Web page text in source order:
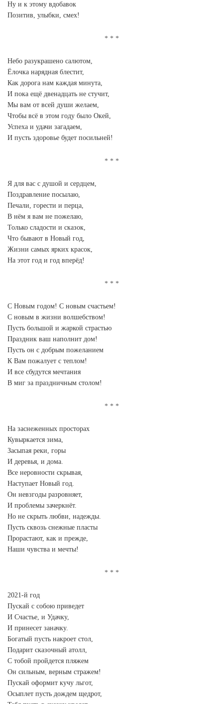
Ну и к этому вдобавок
Позитив, улыбки, смех!
Небо разукрашено салютом,
Ёлочка нарядная блестит,
Как дорога нам каждая минута,
И пока ещё двенадцать не стучит,
Мы вам от всей души желаем,
Чтобы всё в этом году было Окей,
Успеха и удачи загадаем,
И пусть здоровье будет посильней!
Я для вас с душой и сердцем,
Поздравление посылаю,
Печали, горести и перца,
В нём я вам не пожелаю,
Только сладости и сказок,
Что бывают в Новый год,
Жизни самых ярких красок,
На этот год и год вперёд!
С Новым годом! С новым счастьем!
С новым в жизни волшебством!
Пусть большой и жаркой страстью
Праздник ваш наполнит дом!
Пусть он с добрым пожеланием
К Вам пожалует с теплом!
И все сбудутся мечтания
В миг за праздничным столом!
На заснеженных просторах
Кувыркается зима,
Засыпая реки, горы
И деревья, и дома.
Все неровности скрывая,
Наступает Новый год.
Он невзгоды разровняет,
И проблемы зачеркнёт.
Но не скрыть любви, надежды.
Пусть сквозь снежные пласты
Прорастают, как и прежде,
Наши чувства и мечты!
2021-й год
Пускай с собою приведет
И Счастье, и Удачку,
И принесет заначку.
Богатый пусть накроет стол,
Подарит сказочный атолл,
С тобой пройдется пляжем
Он сильным, верным стражем!
Пускай оформит кучу льгот,
Осыплет пусть дождем щедрот,